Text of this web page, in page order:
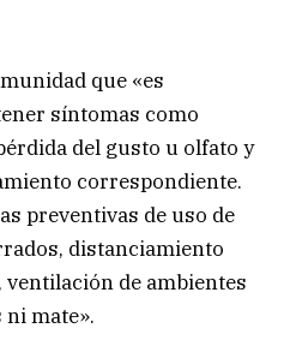
que «es
síntomas como
del gusto u olfato y
correspondiente.
preventivas de uso de
distanciamiento
ventilación de ambientes
mate».